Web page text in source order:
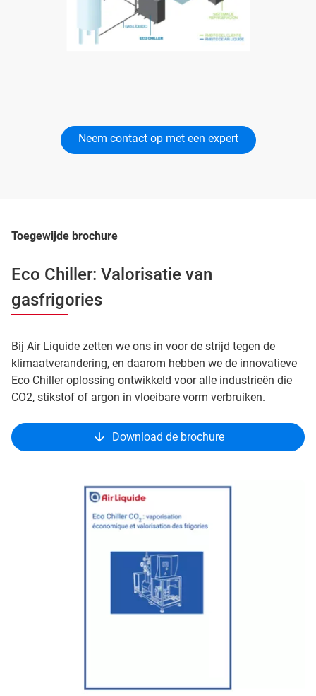
Neem contact op met een expert
Toegewijde brochure
Eco Chiller: Valorisatie van
gasfrigories
Bij Air Liquide zetten we ons in voor de strijd tegen de
klimaatverandering, en daarom hebben we de innovatieve
Eco Chiller oplossing ontwikkeld voor alle industrieën die
CO2, stikstof of argon in vloeibare vorm verbruiken.
Download de brochure